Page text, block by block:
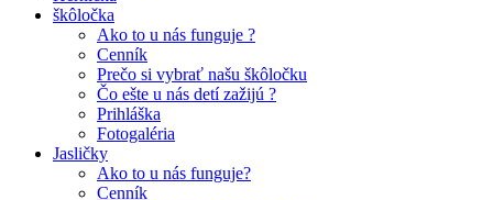
škôločka
Ako to u nás funguje ?
Cenník
Prečo si vybrať našu škôločku
Čo ešte u nás detí zažijú ?
Prihláška
Fotogaléria
Jasličky
Ako to u nás funguje?
Cenník